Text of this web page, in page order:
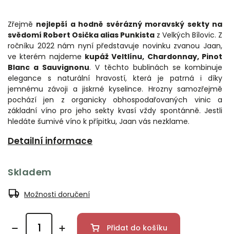
Zřejmě nejlepší a hodně svérázný moravský sekty na
svědomí Robert Osička alias Punkista z Velkých Bílovic. Z
ročníku 2022 nám nyní představuje novinku zvanou Jaan,
ve kterém najdeme kupáž Veltlínu, Chardonnay, Pinot
Blanc a Sauvignonu. V těchto bublinách se kombinuje
elegance s naturální hravostí, která je patrná i díky
jemnému závoji a jiskrné kyselince. Hrozny samozřejmě
pochází jen z organicky obhospodařovaných vinic a
základní víno pro jeho sekty kvasí vždy spontánně. Jestli
hledáte šumivé víno k přípitku, Jaan vás nezklame.
Detailní informace
Skladem
Možnosti doručení
Přidat do košíku